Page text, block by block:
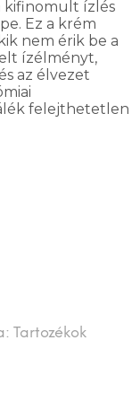
kifinomult ízlés
Ez a krém
nem érik be a
ízélményt,
az élvezet
felejthetetlen
Tartozékok